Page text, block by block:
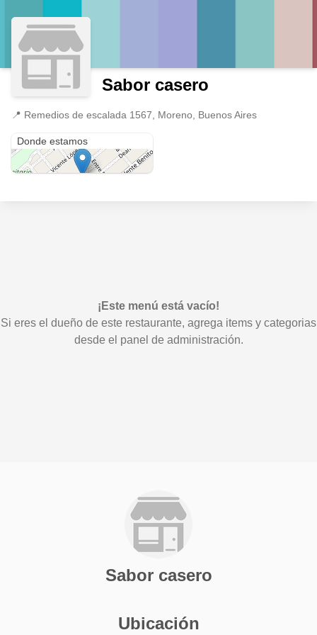
Sabor casero
📍 Remedios de escalada 1567, Moreno, Buenos Aires
Donde estamos
¡Este menú está vacío!
Si eres el dueño de este restaurante, agrega items y categorias
desde el panel de administración.
Sabor casero
Ubicación